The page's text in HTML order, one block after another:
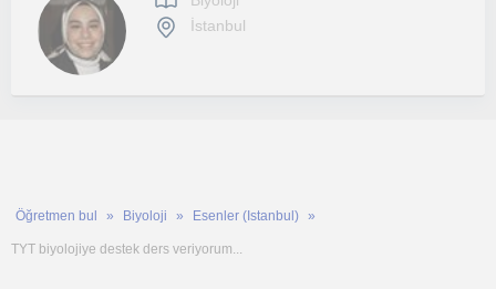
İstanbul
Öğretmen bul Biyoloji Esenler (Istanbul)
TYT biyolojiye destek ders veriyorum...